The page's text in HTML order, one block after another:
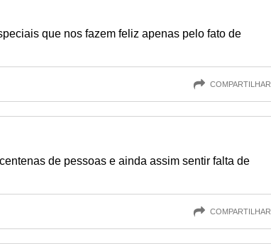
que nos fazem feliz apenas pelo fato de
COMPARTILHAR
de pessoas e ainda assim sentir falta de
COMPARTILHAR